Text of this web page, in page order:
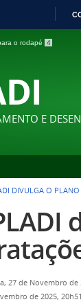
o rodapé 4
E
DIVULGA O
27 de Novembro de
de 2025, 20h51